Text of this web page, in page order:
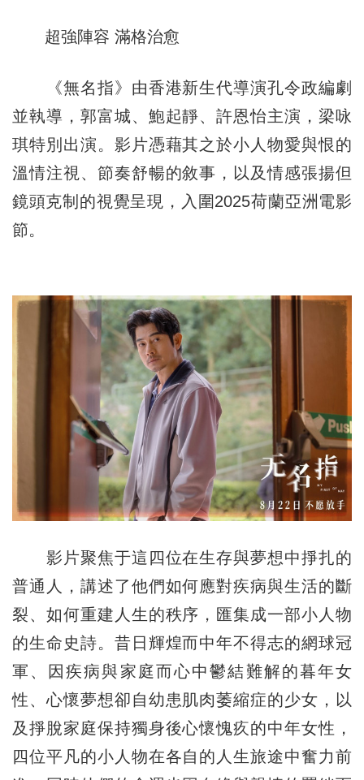
超強陣容 滿格治愈
《無名指》由香港新生代導演孔令政編劇
並執導，郭富城、鮑起靜、許恩怡主演，梁咏
琪特別出演。影片憑藉其之於小人物愛與恨的
溫情注視、節奏舒暢的敘事，以及情感張揚但
鏡頭克制的視覺呈現，入圍2025荷蘭亞洲電影
節。
影片聚焦于這四位在生存與夢想中掙扎的
普通人，講述了他們如何應對疾病與生活的斷
裂、如何重建人生的秩序，匯集成一部小人物
的生命史詩。昔日輝煌而中年不得志的網球冠
軍、因疾病與家庭而心中鬱結難解的暮年女
性、心懷夢想卻自幼患肌肉萎縮症的少女，以
及掙脫家庭保持獨身後心懷愧疚的中年女性，
四位平凡的小人物在各自的人生旅途中奮力前